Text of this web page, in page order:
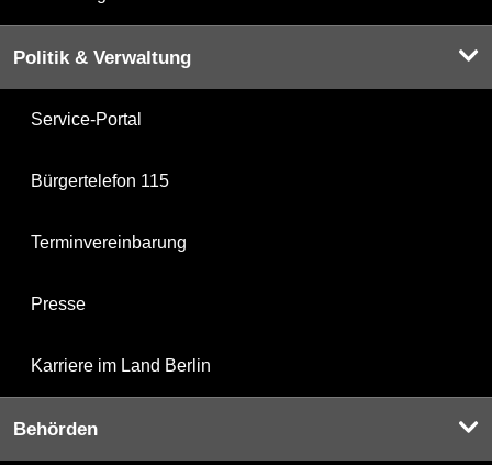
Politik & Verwaltung
Service-Portal
Bürgertelefon 115
Terminvereinbarung
Presse
Karriere im Land Berlin
Behörden